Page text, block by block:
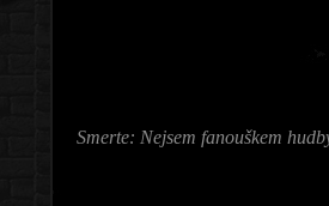
Smerte: Nejsem fanouškem